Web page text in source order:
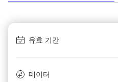
유효 기간
데이터